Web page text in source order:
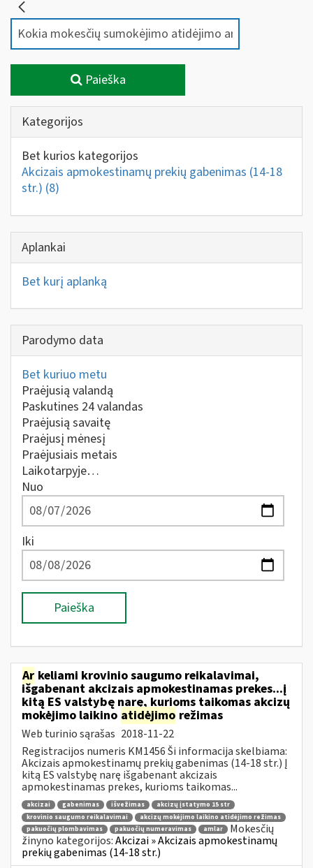
Paieška
Kategorijos
Bet kurios kategorijos
Akcizais apmokestinamų prekių gabenimas (14-18
str.) (8)
Aplankai
Bet kurį aplanką
Parodymo data
Bet kuriuo metu
Praėjusią valandą
Paskutines 24 valandas
Praėjusią savaitę
Praėjusį mėnesį
Praėjusiais metais
Laikotarpyje…
Nuo
Iki
Paieška
Ar keliami krovinio saugumo reikalavimai,
išgabenant akcizais apmokestinamas prekes...į
kitą ES valstybę narę, kurioms taikomas akcizų
mokėjimo laikino atidėjimo režimas
Web turinio sąrašas 2018-11-22
Registracijos numeris KM1456 Ši informacija skelbiama:
Akcizais apmokestinamų prekių gabenimas (14-18 str.) Į
kitą ES valstybę narę išgabenant akcizais
apmokestinamas prekes, kurioms taikomas...
akcizai gabenimas išvežimas
akcizų įstatymo 15 str
krovinio saugumo reikalavimai
akcizų mokėjimo laikino atidėjimo režimas
pakuočių plombavimas
pakuočių numeravimas amlar
Mokesčių
žinyno kategorijos:Akcizai » Akcizais apmokestinamų
prekių gabenimas (14-18 str.)